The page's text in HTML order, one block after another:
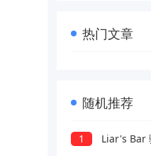
热门文章
随机推荐
1 Liar's Bar